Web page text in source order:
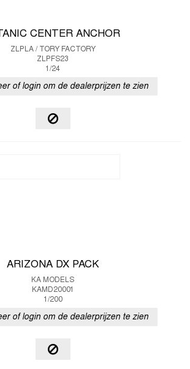
CENTER ANCHOR
ZLPLA / TORY FACTORY
ZLPFS23
1/24
of login om de dealerprijzen te zien
ARIZONA DX PACK
KA MODELS
KAMD20001
1/200
of login om de dealerprijzen te zien